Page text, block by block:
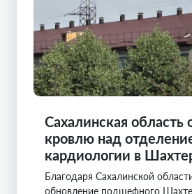
Сахалинская область
кровлю над
кардиологии в
Благодаря Сахалинской
обновление подшефного